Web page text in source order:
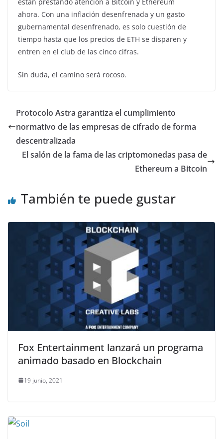
ahora. Con una inflación desenfrenada y un gasto
gubernamental desenfrenado, es solo cuestión de
tiempo hasta que los precios de ETH se disparen y
entren en el club de las cinco cifras.
Sin duda, el camino será rocoso.
Protocolo Astra garantiza el cumplimiento
normativo de las empresas de cifrado de forma
descentralizada
El salón de la fama de las criptomonedas pasa de
Ethereum a Bitcoin
También te puede gustar
Fox Entertainment lanzará un programa
animado basado en Blockchain
19 junio, 2021